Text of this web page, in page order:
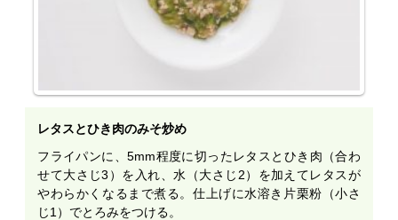
レタスとひき肉のみそ炒め
フライパンに、5mm程度に切ったレタスとひき肉（合わ
せて大さじ3）を入れ、水（大さじ2）を加えてレタスが
やわらかくなるまで煮る。仕上げに水溶き片栗粉（小さ
じ1）でとろみをつける。